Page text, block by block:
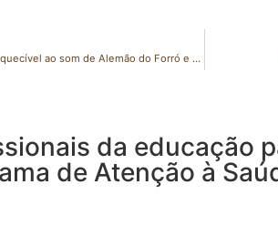
Marilândia celebra seu 43º aniversário com uma festa inesquecível ao som de Alemão do Forró e Filipe Fantin: começa amanhã!
da educação
de Atenção à